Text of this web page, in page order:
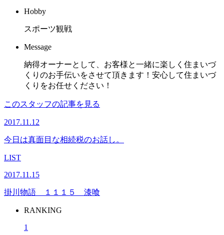
Hobby
スポーツ観戦
Message
納得オーナーとして、お客様と一緒に楽しく住まいづ
くりのお手伝いをさせて頂きます！安心して住まいづ
くりをお任せください！
このスタッフの記事を見る
2017.11.12
今日は真面目な相続税のお話し。
LIST
2017.11.15
掛川物語 １１１５ 漆喰
RANKING
1